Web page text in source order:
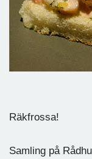
Räkfrossa!
Samling på